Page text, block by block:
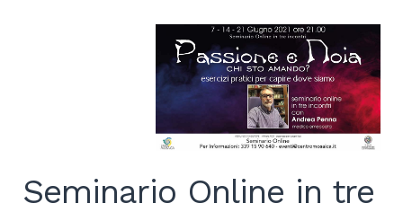
Seminario Online in tre